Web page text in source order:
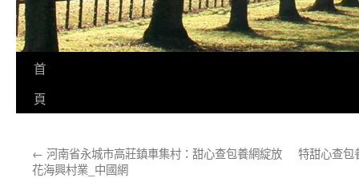
首
頁
← 河南省永城市高莊鎮車集村：甜心查包養網綻放
花海興村業_中國網
特甜心查